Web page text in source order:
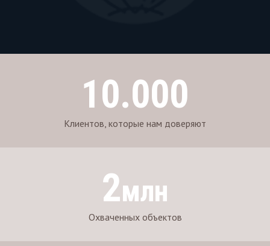
10.000
Клиентов, которые нам доверяют
2млн
Охваченных объектов